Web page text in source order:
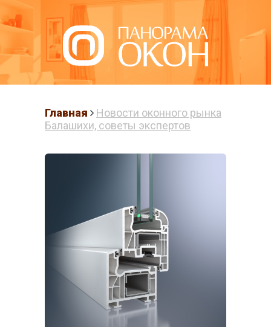
ОКНА В
Готовые решения
Главная
Новости оконного рынка
Балашихи, советы экспертов